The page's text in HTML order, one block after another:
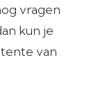
vragen
kun je
van